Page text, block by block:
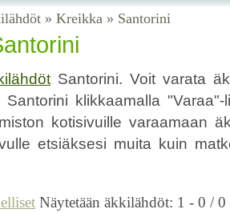
» Kreikka » Santorini
Santorini. Voit varata
Santorini klikkaamalla
kotisivuille varaamaan
etsiäksesi muita kuin
Näytetään äkkilähdöt: 1 - 0 / 0